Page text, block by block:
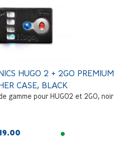
HUGO 2 + 2GO PREMIUM
CASE, BLACK
gamme pour HUGO2 et 2GO, noir